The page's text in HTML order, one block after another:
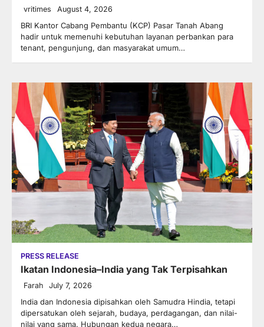
vritimes August 4, 2026
BRI Kantor Cabang Pembantu (KCP) Pasar Tanah Abang
hadir untuk memenuhi kebutuhan layanan perbankan para
tenant, pengunjung, dan masyarakat umum…
PRESS RELEASE
Ikatan Indonesia–India yang Tak Terpisahkan
Farah July 7, 2026
India dan Indonesia dipisahkan oleh Samudra Hindia, tetapi
dipersatukan oleh sejarah, budaya, perdagangan, dan nilai-
nilai yang sama. Hubungan kedua negara…